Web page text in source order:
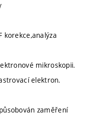
korekce,analýza
mikroskopii.
elektron.
zaměření